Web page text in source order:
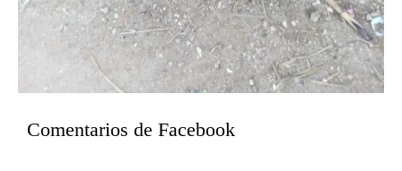
Comentarios de Facebook